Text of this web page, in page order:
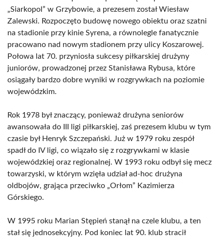
„Siarkopol” w Grzybowie, a prezesem został Wiesław
Zalewski. Rozpoczęto budowę nowego obiektu oraz szatni
na stadionie przy kinie Syrena, a równolegle fanatycznie
pracowano nad nowym stadionem przy ulicy Koszarowej.
Połowa lat 70. przyniosła sukcesy piłkarskiej drużyny
juniorów, prowadzonej przez Stanisława Rybusa, które
osiągały bardzo dobre wyniki w rozgrywkach na poziomie
wojewódzkim.
Rok 1978 był znaczący, ponieważ drużyna seniorów
awansowała do III ligi piłkarskiej, zaś prezesem klubu w tym
czasie był Henryk Szczepański. Już w 1979 roku zespół
spadł do IV ligi, co wiązało się z rozgrywkami w klasie
wojewódzkiej oraz regionalnej. W 1993 roku odbył się mecz
towarzyski, w którym wzięła udział ad-hoc drużyna
oldbojów, grająca przeciwko „Orłom” Kazimierza
Górskiego.
W 1995 roku Marian Stępień stanął na czele klubu, a ten
stał się jednosekcyjny. Pod koniec lat 90. klub stracił